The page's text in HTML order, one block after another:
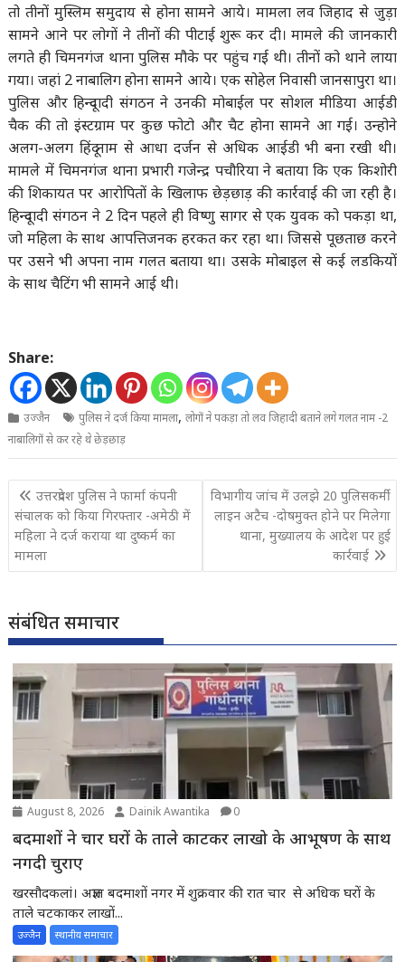
तो तीनों मुस्लिम समुदाय से होना सामने आये। मामला लव जिहाद से जुड़ा
सामने आने पर लोगों ने तीनों की पीटाई शुरू कर दी। मामले की जानकारी
लगते ही चिमनगंज थाना पुलिस मौके पर पहुंच गई थी। तीनों को थाने लाया
गया। जहां 2 नाबालिग होना सामने आये। एक सोहेल निवासी जानसापुरा था।
पुलिस और हिन्दूवादी संगठन ने उनकी मोबाईल पर सोशल मीडिया आईडी
चैक की तो इंस्टग्राम पर कुछ फोटो और चैट होना सामने आ गई। उन्होने
अलग-अलग हिंदू नाम से आधा दर्जन से अधिक आईडी भी बना रखी थी।
मामले में चिमनगंज थाना प्रभारी गजेन्द्र पचौरिया ने बताया कि एक किशोरी
की शिकायत पर आरोपितों के खिलाफ छेड़छाड़ की कार्रवाई की जा रही है।
हिन्दूवादी संगठन ने 2 दिन पहले ही विष्णु सागर से एक युवक को पकड़ा था,
जो महिला के साथ आपत्तिजनक हरकत कर रहा था। जिससे पूछताछ करने
पर उसने भी अपना नाम गलत बताया था। उसके मोबाइल से कई लडकियों
के साथ चैटिंग भी सामने आई थी।
Share:
उज्जैन पुलिस ने दर्ज किया मामला,लोगों ने पकड़ा तो लव जिहादी बताने लगे गलत नाम -2
नाबालिगों से कर रहे थे छेड़छाड़
Post
navigation
उत्तरप्रदेश पुलिस ने फार्मा कंपनी
संचालक को किया गिरफ्तार -अमेठी में
महिला ने दर्ज कराया था दुष्कर्म का
मामला
विभागीय जांच में उलझे 20 पुलिसकर्मी
लाइन अटैच -दोषमुक्त होने पर मिलेगा
थाना, मुख्यालय के आदेश पर हुई
कार्रवाई
संबंधित समाचार
August 8, 2026 Dainik Awantika 0
बदमाशों ने चार घरों के ताले काटकर लाखो के आभूषण के साथ
नगदी चुराए
खरसौदकलां। अज्ञात बदमाशों नगर में शुक्रवार की रात चार से अधिक घरों के
ताले चटकाकर लाखों...
उज्जैन स्थानीय समाचार